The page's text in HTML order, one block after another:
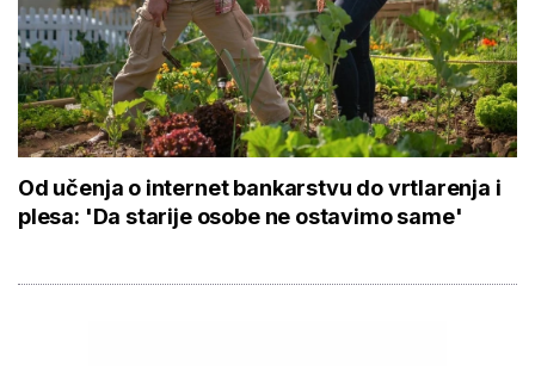
Od učenja o internet bankarstvu do vrtlarenja i
plesa: 'Da starije osobe ne ostavimo same'